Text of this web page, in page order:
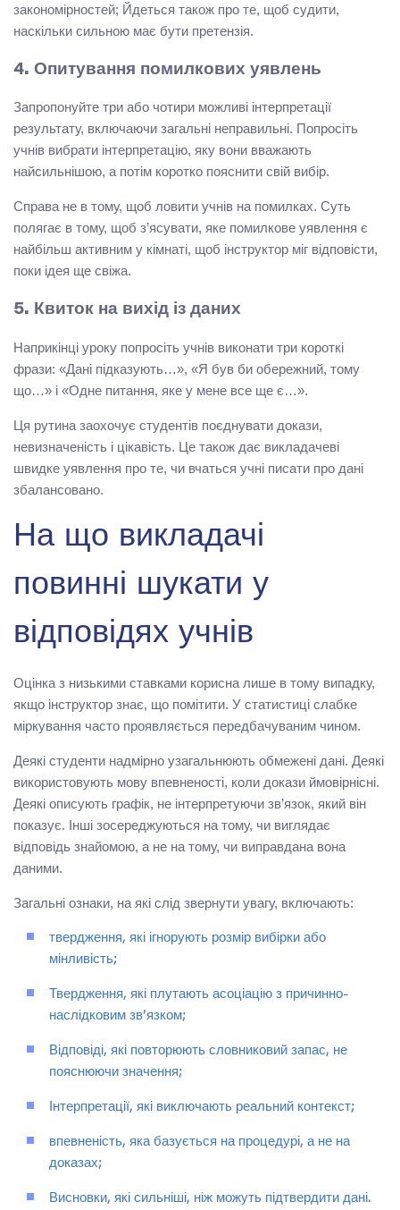
закономірностей; Йдеться також про те, щоб судити,
наскільки сильною має бути претензія.
4. Опитування помилкових уявлень
Запропонуйте три або чотири можливі інтерпретації
результату, включаючи загальні неправильні. Попросіть
учнів вибрати інтерпретацію, яку вони вважають
найсильнішою, а потім коротко пояснити свій вибір.
Справа не в тому, щоб ловити учнів на помилках. Суть
полягає в тому, щоб з’ясувати, яке помилкове уявлення є
найбільш активним у кімнаті, щоб інструктор міг відповісти,
поки ідея ще свіжа.
5. Квиток на вихід із даних
Наприкінці уроку попросіть учнів виконати три короткі
фрази: «Дані підказують…», «Я був би обережний, тому
що…» і «Одне питання, яке у мене все ще є…».
Ця рутина заохочує студентів поєднувати докази,
невизначеність і цікавість. Це також дає викладачеві
швидке уявлення про те, чи вчаться учні писати про дані
збалансовано.
На що викладачі
повинні шукати у
відповідях учнів
Оцінка з низькими ставками корисна лише в тому випадку,
якщо інструктор знає, що помітити. У статистиці слабке
міркування часто проявляється передбачуваним чином.
Деякі студенти надмірно узагальнюють обмежені дані. Деякі
використовують мову впевненості, коли докази ймовірнісні.
Деякі описують графік, не інтерпретуючи зв’язок, який він
показує. Інші зосереджуються на тому, чи виглядає
відповідь знайомою, а не на тому, чи виправдана вона
даними.
Загальні ознаки, на які слід звернути увагу, включають:
твердження, які ігнорують розмір вибірки або
мінливість;
Твердження, які плутають асоціацію з причинно-
наслідковим зв’язком;
Відповіді, які повторюють словниковий запас, не
пояснюючи значення;
Інтерпретації, які виключають реальний контекст;
впевненість, яка базується на процедурі, а не на
доказах;
Висновки, які сильніші, ніж можуть підтвердити дані.